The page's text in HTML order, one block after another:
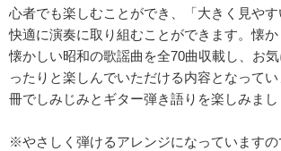
心者でも楽しむことができ、「大きく見やす
快適に演奏に取り組むことができます。懐か
懐かしい昭和の歌謡曲を全70曲収載し、お
ったりと楽しんでいただける内容となって
冊でしみじみとギター弾き語りを楽しみまし
※やさしく弾けるアレンジになっています